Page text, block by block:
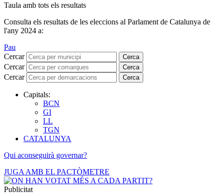
Taula amb tots els resultats
Consulta els resultats de les eleccions al Parlament de Catalunya de
l'any 2024 a:
Pau
Cercar
Cerca
Cercar Cerca
Cercar Cerca
Capitals:
BCN
GI
LL
TGN
CATALUNYA
Qui aconseguirà governar?
JUGA AMB EL PACTÒMETRE
Publicitat